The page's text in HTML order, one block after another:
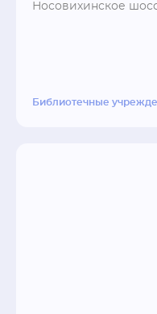
Носовихинское
Библиотечные